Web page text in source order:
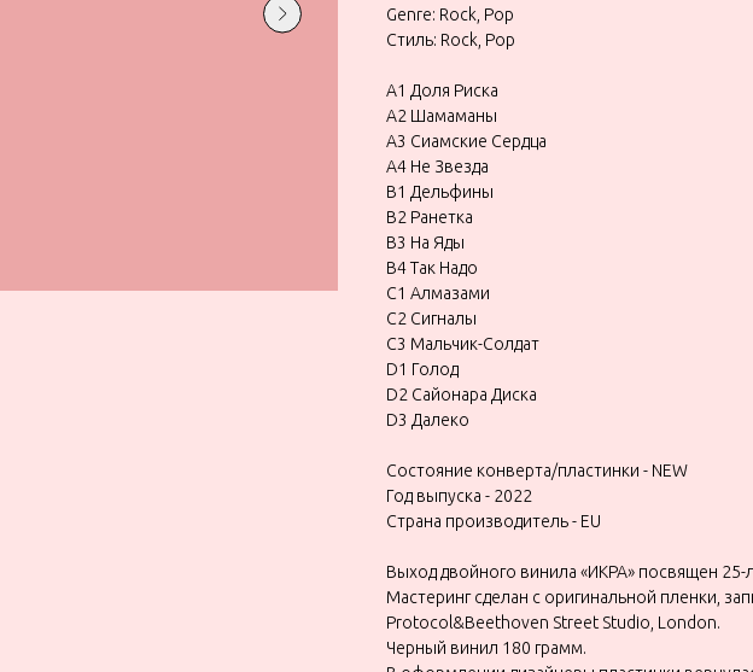
Genre: Rock, Pop
Стиль: Rock, Pop
A1 Доля Риска
A2 Шамаманы
A3 Сиамские Сердца
A4 Не Звезда
B1 Дельфины
B2 Ранетка
B3 На Яды
B4 Так Надо
C1 Алмазами
C2 Сигналы
C3 Мальчик-Солдат
D1 Голод
D2 Сайонара Диска
D3 Далеко
Состояние конверта/пластинки - NEW
Год выпуска - 2022
Страна производитель - EU
Выход двойного винила «ИKРА» посвящен
Мастеринг сделан с оригинальной пленки,
Protocol&Beethoven Street Studio, London.
Черный винил 180 грамм.